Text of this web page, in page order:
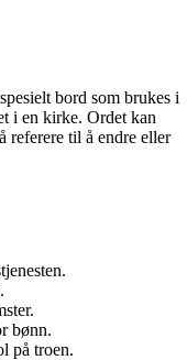
bord som brukes i
i en kirke. Ordet kan
referere til å endre eller
bønn.
på troen.